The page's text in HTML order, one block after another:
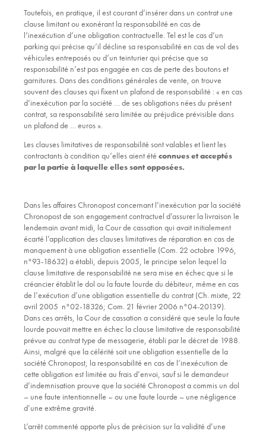
Toutefois, en pratique, il est courant d’insérer dans un contrat une
clause limitant ou exonérant la responsabilité en cas de
l’inexécution d’une obligation contractuelle. Tel est le cas d’un
parking qui précise qu’il décline sa responsabilité en cas de vol des
véhicules entreposés ou d’un teinturier qui précise que sa
responsabilité n’est pas engagée en cas de perte des boutons et
garnitures. Dans des conditions générales de vente, on trouve
souvent des clauses qui fixent un plafond de responsabilité : « en cas
d’inexécution par la société … de ses obligations nées du présent
contrat, sa responsabilité sera limitée au préjudice prévisible dans
un plafond de … euros ».
Les clauses limitatives de responsabilité sont valables et lient les
contractants à condition qu’elles aient été connues et acceptés
par la partie à laquelle elles sont opposées.
Dans les affaires Chronopost concernant l’inexécution par la société
Chronopost de son engagement contractuel d’assurer la livraison le
lendemain avant midi, la Cour de cassation qui avait initialement
écarté l’application des clauses limitatives de réparation en cas de
manquement à une obligation essentielle (Com. 22 octobre 1996,
n°93-18632) a établi, depuis 2005, le principe selon lequel la
clause limitative de responsabilité ne sera mise en échec que si le
créancier établit le dol ou la faute lourde du débiteur, même en cas
de l’exécution d’une obligation essentielle du contrat (Ch. mixte, 22
avril 2005 n°02-18326; Com. 21 février 2006 n°04-20139).
Dans ces arrêts, la Cour de cassation a considéré que seule la faute
lourde pouvait mettre en échec la clause limitative de responsabilité
prévue au contrat type de messagerie, établi par le décret de 1988.
Ainsi, malgré que la célérité soit une obligation essentielle de la
société Chronopost, la responsabilité en cas de l’inexécution de
cette obligation est limitée au frais d’envoi, sauf si le demandeur
d’indemnisation prouve que la société Chronopost a commis un dol
– une faute intentionnelle – ou une faute lourde – une négligence
d’une extrême gravité.
L’arrêt commenté apporte plus de précision sur la validité d’une